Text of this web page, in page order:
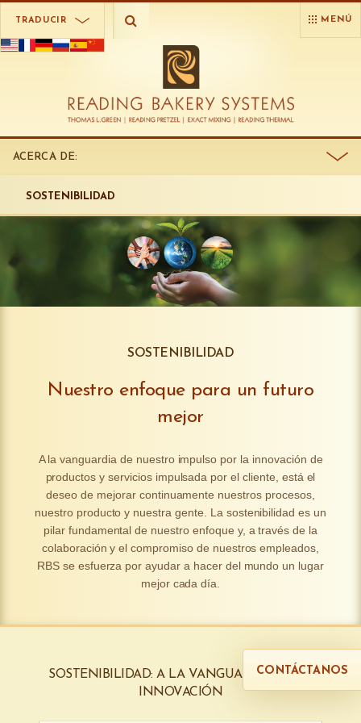
TRADUCIR MENÚ
ACERCA DE:
SOSTENIBILIDAD
SOSTENIBILIDAD
Nuestro enfoque para un futuro
mejor
A la vanguardia de nuestro impulso por la innovación de
productos y servicios impulsada por el cliente está el
deseo de mejorar continuamente nuestros procesos,
nuestro producto y nuestra gente La sostenibilidad es un
pilar fundamental de nuestro enfoque y, a través de la
colaboración y el compromiso de nuestros empleados
RBS se esfuerza porayudar a hacer del mundo un lugar
mejor cada día
SOSTENIBILIDAD: A LA VANGUARDIA DE LA
INNOVACIÓN
CONTÁCTANOS